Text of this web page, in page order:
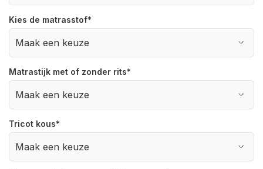
Kies de matrasstof*
Matrastijk met of zonder rits*
Tricot kous*